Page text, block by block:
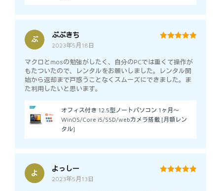
ぷ
ぷぷきち
2023年5月18日
マクロとmosの勉強がしたく、自分のPCでは重くて操作が
もたついたので、レンタルをお願いしました。レンタル開
始から返却まで戸惑うことなくスムーズにできました。ま
た利用したいと思います。
オフィス付き 12.5型ノートパソコン 1ヶ月～
WinOS/Core i5/SSD/webカメラ搭載 [月額レン
タル]
よ
よっしー
2023年5月13日